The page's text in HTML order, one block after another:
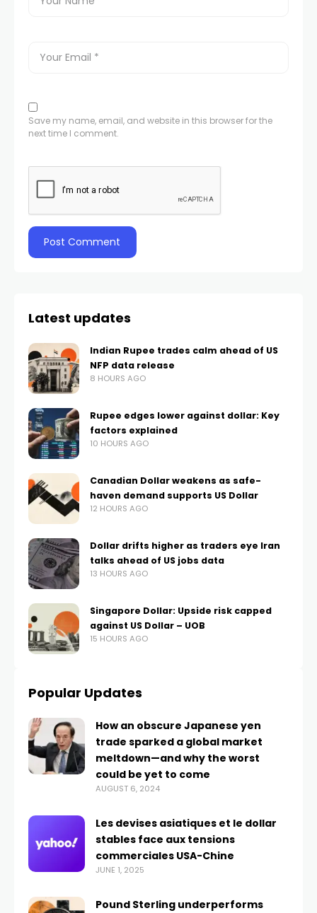
Save my name, email, and website in this browser for the
next time I comment.
Latest updates
Indian Rupee trades calm ahead of US
NFP data release
8 HOURS AGO
Rupee edges lower against dollar: Key
factors explained
10 HOURS AGO
Canadian Dollar weakens as safe-
haven demand supports US Dollar
12 HOURS AGO
Dollar drifts higher as traders eye Iran
talks ahead of US jobs data
13 HOURS AGO
Singapore Dollar: Upside risk capped
against US Dollar – UOB
15 HOURS AGO
Popular Updates
How an obscure Japanese yen
trade sparked a global market
meltdown—and why the worst
could be yet to come
AUGUST 6, 2024
Les devises asiatiques et le dollar
stables face aux tensions
commerciales USA-Chine
JUNE 1, 2025
Pound Sterling underperforms